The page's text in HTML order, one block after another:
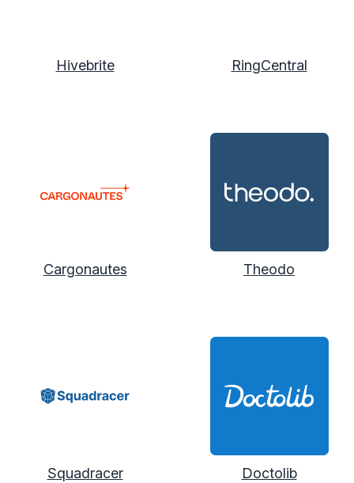
Hivebrite RingCentral
Cargonautes Theodo
Squadracer Doctolib